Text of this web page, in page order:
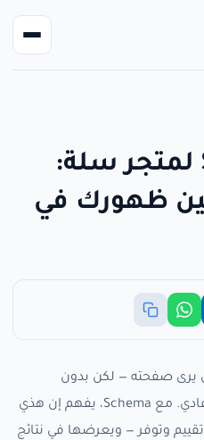
Schema Markup لمتجر سلة:
ظهورك في
يرى صفحته — لكن بدون
Schema Markup، يشوفها كنص عادي. مع Schema، يفهم إن هذي
وتوفر — ويعرضها في نتائج